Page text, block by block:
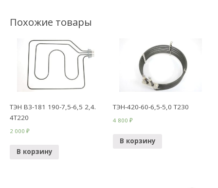
Похожие товары
ТЭН B3-181 190-7,5-6,5 2,4.
4T220
2 000₽
В корзину
ТЭН-420-60-6,5-5,0 Т230
4 800₽
В корзину